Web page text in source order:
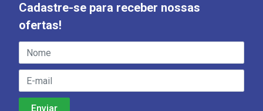
Cadastre-se para receber nossas
ofertas!